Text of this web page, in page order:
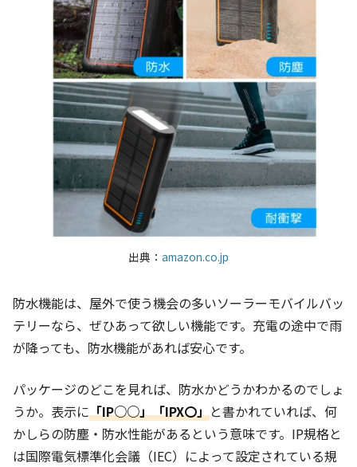
出典： amazon.co.jp
防水機能は、屋外で使う機会の多いソーラーモバイルバッ
テリーなら、ぜひあって欲しい機能です。充電の途中で雨
が降っても、防水機能があれば安心です。
パッケージのどこを見れば、防水かどうかわかるのでしょ
うか。表示に「IP○○」「IPX〇」と書かれていれば、何
かしらの防塵・防水性能があるという意味です。IP規格と
は国際電気標準化会議（IEC）によって設定されている規